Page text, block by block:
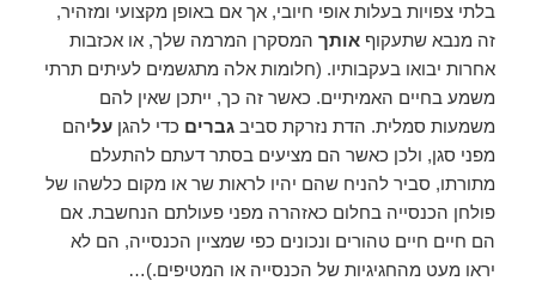
בלתי צפויות בעלות אופי חיובי, אך אם באופן מקצועי ומזהיר,
זה מנבא שתעקוףאותך המסקרן המרמה שלך, או אכזבות
אחרות יבואו בעקבותיו. (חלומות אלה מתגשמים לעיתים תרתי
משמע בחיים האמיתיים. כאשר זה כך, ייתכן שאין להם
משמעות סמלית. הדת נזרקת סביבגברים כדי להגןעליהם
מפני סגן, ולכן כאשר הם מציעים בסתר דעתם להתעלם
מתורתו, סביר להניח שהם יהיו לראות שר או מקום כלשהו של
פולחן הכנסייה בחלום כאזהרה מפני פעולתם הנחשבת. אם
הם חיים חיים טהורים ונכונים כפי שמציין הכנסייה, הם לא
יראו מעט מהחגיגיות של הכנסייה או המטיפים.)…